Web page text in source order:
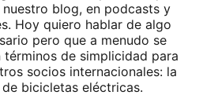
blog, en podcasts y
Hoy quiero hablar de algo
pero que a menudo se
de simplicidad para
socios internacionales: la
bicicletas eléctricas.